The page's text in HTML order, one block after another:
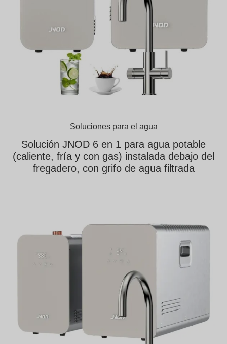
Soluciones para el agua
Solución JNOD 6 en 1 para agua potable
(caliente, fría y con gas) instalada debajo del
fregadero, con grifo de agua filtrada